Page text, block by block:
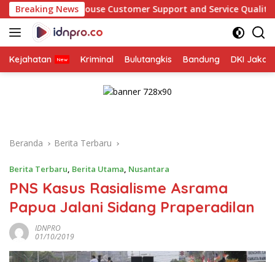
Langsung
ke
konten
Breaking News
Club House Customer Support and Service Quality: A
Kejahatan Kriminal Bulutangkis Bandung DKI
Beranda Berita Terbaru
Berita Terbaru, Berita Utama, Nusantara
PNS Kasus Rasialisme Asrama
Papua Jalani Sidang Praperadilan
IDNPRO
01/10/2019